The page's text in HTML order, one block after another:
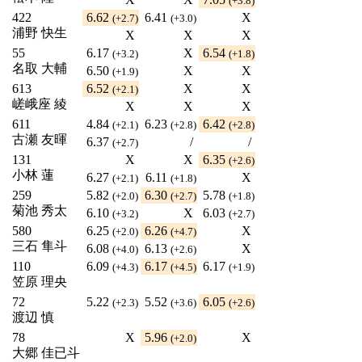
422
浦野 快生
6.62 (+2.7) 6.41 (+3.0)
X
X
X
X
55
名取 大輔
6.17 (+3.2) X 6.54 (+1.8)
6.50 (+1.9) X
X
613
嵯峨座 綾
6.52 (+2.1) X
X
X
X
X
611
古瀬 友暉
4.84 (+2.1) 6.23 (+2.8) 6.42 (+2.8)
6.37 (+2.7) /
/
131
小林 蓮
X X 6.35 (+2.6)
6.27 (+2.1) 6.11 (+1.8)
X
259
菊池 秀太
5.82 (+2.0) 6.30 (+2.7) 5.78 (+1.8)
6.10 (+3.2) X 6.03 (+2.7)
580
三石 隼斗
6.25 (+2.0) 6.26 (+4.7)
X
6.08 (+4.0) 6.13 (+2.6)
X
110
笠原 理央
6.09 (+4.3) 6.17 (+4.5) 6.17 (+1.9)
72
渡辺 慎
5.22 (+2.3) 5.52 (+3.6) 6.05 (+2.6)
78
大郷 佳已斗
X 5.96 (+2.0) X